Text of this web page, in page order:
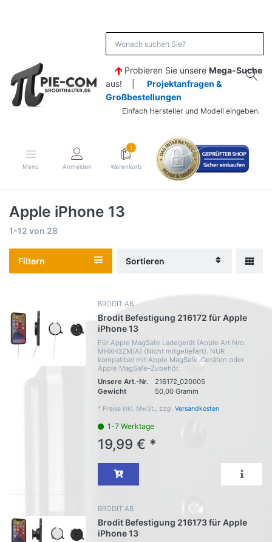
Probieren Sie unsere Mega-Suche
aus! | Projektanfragen &
Großbestellungen
Einfach Hersteller und Modell eingeben.
Menü Anmelden
1
Warenkorb
Apple iPhone 13
1-12 von 28
Filtern Sortieren
BRODIT AB
Brodit Befestigung 216172 für Apple
iPhone 13
Für Apple MagSafe Ladegerät (Apple Art.Nro.
MHXH3ZM/A) (Nicht mitgeliefert). NUR
kompatibel mit Apple MagSafe-Geräten oder
Apple MagSafe-Zubehör.
Unsere Art.-Nr.
216172_020005
Gewicht
50,00 Gramm
* Preise inkl. MwSt., zzgl. Versandkosten
1-7 Werktage
19,99 € *
BRODIT AB
Brodit Befestigung 216173 für Apple
iPhone 13